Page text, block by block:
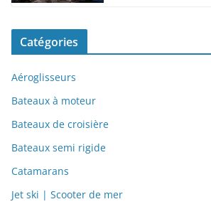
Catégories
Aéroglisseurs
Bateaux à moteur
Bateaux de croisière
Bateaux semi rigide
Catamarans
Jet ski | Scooter de mer